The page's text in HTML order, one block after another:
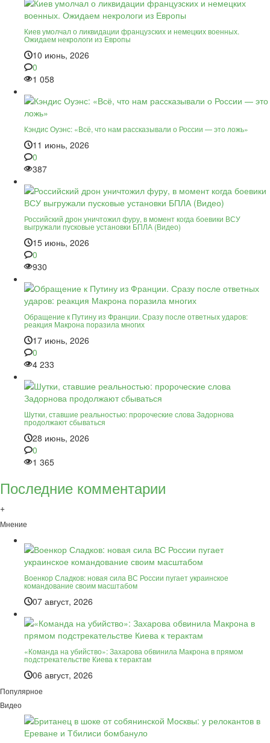
Киев умолчал о ликвидации французских и немецких военных.
Ожидаем некрологи из Европы
10 июнь, 2026
0
1 058
Кэндис Оуэнс: «Всё, что нам рассказывали о России — это ложь»
11 июнь, 2026
0
387
Российский дрон уничтожил фуру, в момент когда боевики ВСУ
выгружали пусковые установки БПЛА (Видео)
15 июнь, 2026
0
930
Обращение к Путину из Франции. Сразу после ответных ударов:
реакция Макрона поразила многих
17 июнь, 2026
0
4 233
Шутки, ставшие реальностью: пророческие слова Задорнова
продолжают сбываться
28 июнь, 2026
0
1 365
Последние комментарии
+
Мнение
Военкор Сладков: новая сила ВС России пугает украинское
командование своим масштабом
07 август, 2026
«Команда на убийство»: Захарова обвинила Макрона в прямом
подстрекательстве Киева к терактам
06 август, 2026
Популярное
Видео